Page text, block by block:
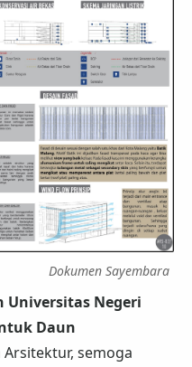
Dokumen Sayembara
Universitas Negeri
Daun
semoga